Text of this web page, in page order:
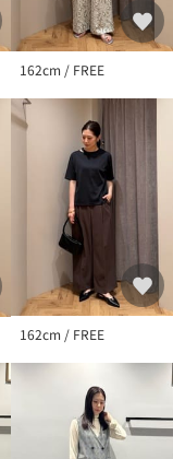
162cm / FREE
162cm / FREE